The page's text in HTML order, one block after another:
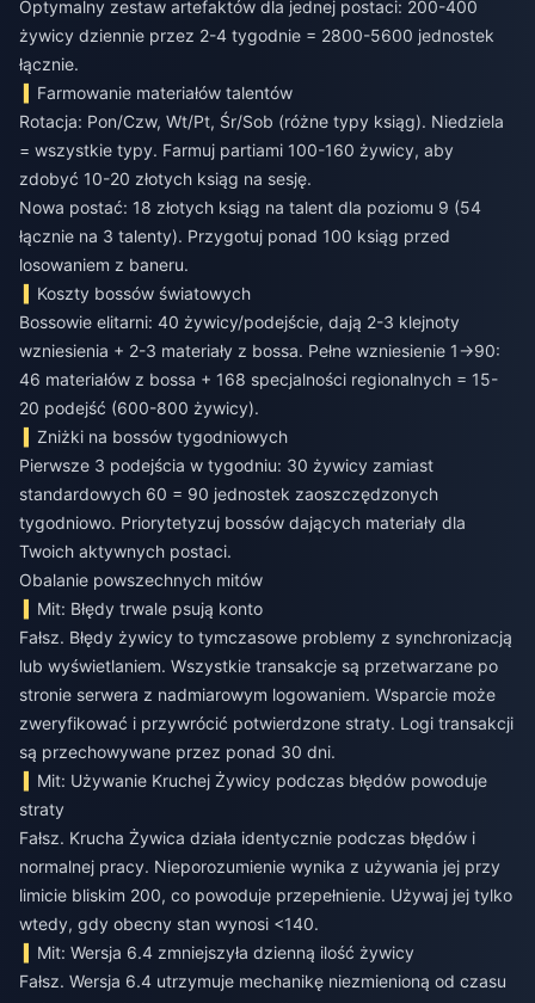
Optymalny zestaw artefaktów dla jednej postaci: 200-400
żywicy dziennie przez 2-4 tygodnie = 2800-5600 jednostek
łącznie.
Farmowanie materiałów talentów
Rotacja: Pon/Czw, Wt/Pt, Śr/Sob (różne typy ksiąg). Niedziela
= wszystkie typy. Farmuj partiami 100-160 żywicy, aby
zdobyć 10-20 złotych ksiąg na sesję.
Nowa postać: 18 złotych ksiąg na talent dla poziomu 9 (54
łącznie na 3 talenty). Przygotuj ponad 100 ksiąg przed
losowaniem z baneru.
Koszty bossów światowych
Bossowie elitarni: 40 żywicy/podejście, dają 2-3 klejnoty
wzniesienia + 2-3 materiały z bossa. Pełne wzniesienie 1→90:
46 materiałów z bossa + 168 specjalności regionalnych = 15-
20 podejść (600-800 żywicy).
Zniżki na bossów tygodniowych
Pierwsze 3 podejścia w tygodniu: 30 żywicy zamiast
standardowych 60 = 90 jednostek zaoszczędzonych
tygodniowo. Priorytetyzuj bossów dających materiały dla
Twoich aktywnych postaci.
Obalanie powszechnych mitów
Mit: Błędy trwale psują konto
Fałsz. Błędy żywicy to tymczasowe problemy z synchronizacją
lub wyświetlaniem. Wszystkie transakcje są przetwarzane po
stronie serwera z nadmiarowym logowaniem. Wsparcie może
zweryfikować i przywrócić potwierdzone straty. Logi transakcji
są przechowywane przez ponad 30 dni.
Mit: Używanie Kruchej Żywicy podczas błędów powoduje
straty
Fałsz. Krucha Żywica działa identycznie podczas błędów i
normalnej pracy. Nieporozumienie wynika z używania jej przy
limicie bliskim 200, co powoduje przepełnienie. Używaj jej tylko
wtedy, gdy obecny stan wynosi <140.
Mit: Wersja 6.4 zmniejszyła dzienną ilość żywicy
Fałsz. Wersja 6.4 utrzymuje mechanikę niezmienioną od czasu